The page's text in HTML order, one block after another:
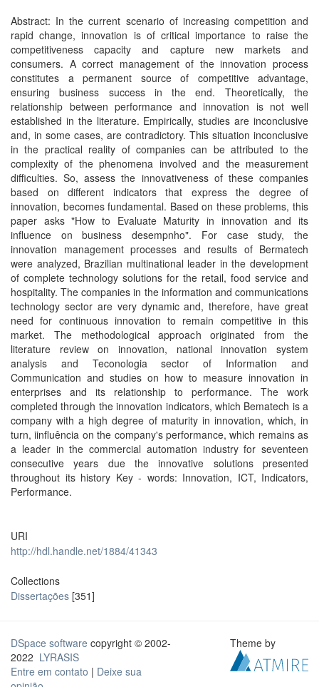
Abstract: In the current scenario of increasing competition and
rapid change, innovation is of critical importance to raise the
competitiveness capacity and capture new markets and
consumers. A correct management of the innovation process
constitutes a permanent source of competitive advantage,
ensuring business success in the end. Theoretically, the
relationship between performance and innovation is not well
established in the literature. Empirically, studies are inconclusive
and, in some cases, are contradictory. This situation inconclusive
in the practical reality of companies can be attributed to the
complexity of the phenomena involved and the measurement
difficulties. So, assess the innovativeness of these companies
based on different indicators that express the degree of
innovation, becomes fundamental. Based on these problems, this
paper asks "How to Evaluate Maturity in innovation and its
influence on business desempnho". For case study, the
innovation management processes and results of Bermatech
were analyzed, Brazilian multinational leader in the development
of complete technology solutions for the retail, food service and
hospitality. The companies in the information and communications
technology sector are very dynamic and, therefore, have great
need for continuous innovation to remain competitive in this
market. The methodological approach originated from the
literature review on innovation, national innovation system
analysis and Teconologia sector of Information and
Communication and studies on how to measure innovation in
enterprises and its relationship to performance. The work
completed through the innovation indicators, which Bematech is a
company with a high degree of maturity in innovation, which, in
turn, iinfluência on the company's performance, which remains as
a leader in the commercial automation industry for seventeen
consecutive years due the innovative solutions presented
throughout its history Key - words: Innovation, ICT, Indicators,
Performance.
URI
http://hdl.handle.net/1884/41343
Collections
Dissertações [351]
DSpace software copyright © 2002-
2022 LYRASIS
Entre em contato | Deixe sua
Theme by